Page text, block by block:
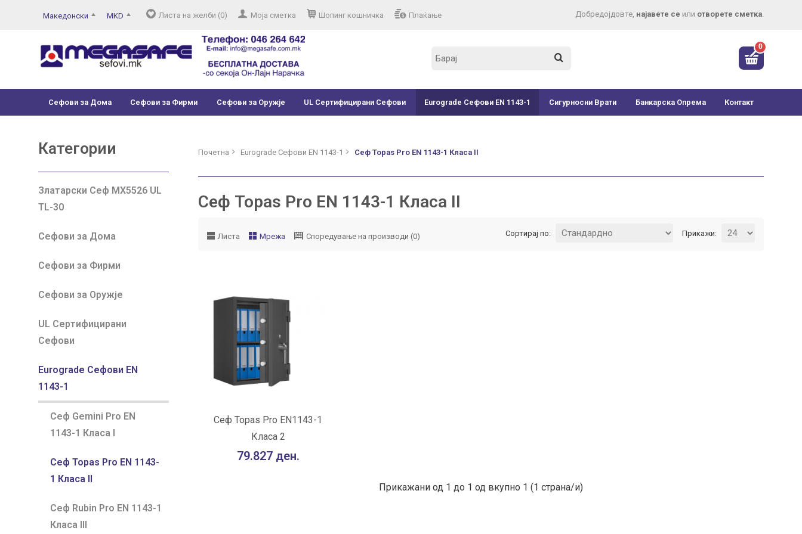
Македонски MKD Добредојдовте, најавете се или отворете сметка.
Листа на желби (0) Моја сметка Шопинг кошничка Плаќање
0
Сефови за Дома Сефови за Фирми Сефови за Оружје UL Сертифицирани Сефови Eurograde Сефови EN 1143-1 Сигурносни Врати Банкарска Опрема Контакт
Категории
Златарски Сеф MX5526 UL
TL-30
Сефови за Дома
Сефови за Фирми
Сефови за Оружје
UL Сертифицирани
Сефови
Eurograde Сефови EN
1143-1
Сеф Gemini Pro EN
1143-1 Класа I
Сеф Topas Pro EN 1143-
1 Класа II
Сеф Rubin Pro EN 1143-1
Класа III
Почетна Eurograde Сефови EN 1143-1 Сеф Topas Pro EN 1143-1 Класа II
Сеф Topas Pro EN 1143-1 Класа II
Листа Мрежа Споредување на производи (0) Прикажи:
Сортирај по:
Сеф Topas Pro EN1143-1
Класа 2
79.827 ден.
ВО КОШНИЧКА
Во желби За споредба
Прикажани од 1 до 1 од вкупно 1 (1 страна/и)